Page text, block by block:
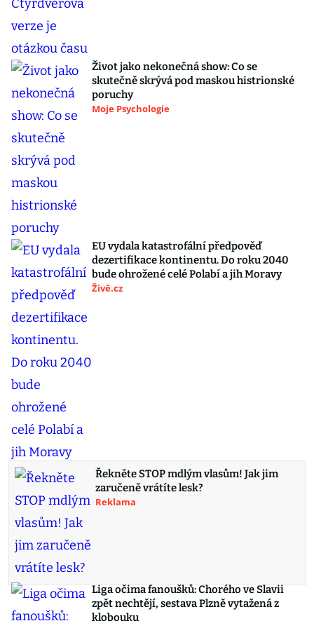
Život jako nekonečná show: Co se
skutečně skrývá pod maskou histrionské
poruchy
Moje Psychologie
EU vydala katastrofální předpověď
dezertifikace kontinentu. Do roku 2040
bude ohrožené celé Polabí a jih Moravy
Živě.cz
Řekněte STOP mdlým vlasům! Jak jim
zaručeně vrátíte lesk?
Reklama
Liga očima fanoušků: Chorého ve Slavii
zpět nechtějí, sestava Plzně vytažená z
klobouku